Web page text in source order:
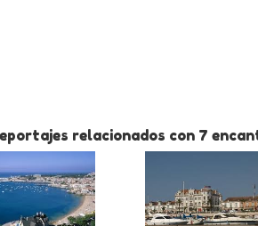
relacionados con 7